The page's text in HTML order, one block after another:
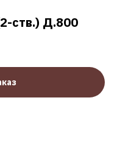
ств.) Д.800